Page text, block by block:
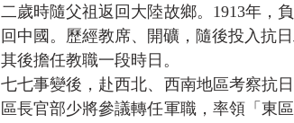
二歲時隨父祖返回大陸故鄉。1913年，
回中國。歷經教席、開礦，隨後投入抗
其後擔任教職一段時日。
七七事變後，赴西北、西南地區考察抗
區長官部少將參議轉任軍職，率領「東